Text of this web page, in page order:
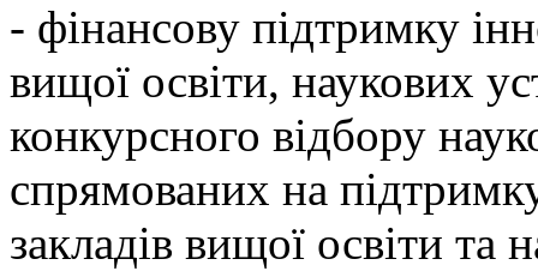
- фінансову підтримку
вищої освіти, наукових
конкурсного відбору
спрямованих на
закладів вищої освіти та